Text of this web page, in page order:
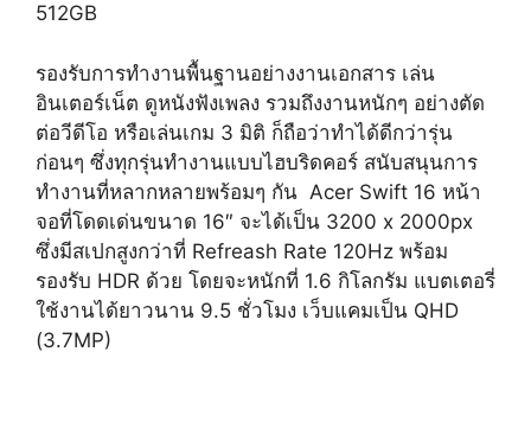
512GB
รองรับการทำงานพื้นฐานอย่างงานเอกสาร เล่น
อินเตอร์เน็ต ดูหนังฟังเพลง รวมถึงงานหนักๆ อย่างตัด
ต่อวีดีโอ หรือเล่นเกม 3 มิติ ก็ถือว่าทำได้ดีกว่ารุ่น
ก่อนๆ ซึ่งทุกรุ่นทำงานแบบไฮบริดคอร์ สนับสนุนการ
ทำงานที่หลากหลายพร้อมๆ กัน Acer Swift 16 หน้า
จอที่โดดเด่นขนาด 16″ จะได้เป็น 3200 x 2000px
ซึ่งมีสเปกสูงกว่าที่ Refreash Rate 120Hz พร้อม
รองรับ HDR ด้วย โดยจะหนักที่ 1.6 กิโลกรัม แบตเตอรี่
ใช้งานได้ยาวนาน 9.5 ชั่วโมง เว็บแคมเป็น QHD
(3.7MP)